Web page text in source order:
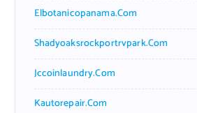
Elbotanicopanama.com
Shadyoaksrockportrvpark.com
Jccoinlaundry.com
Kautorepair.com